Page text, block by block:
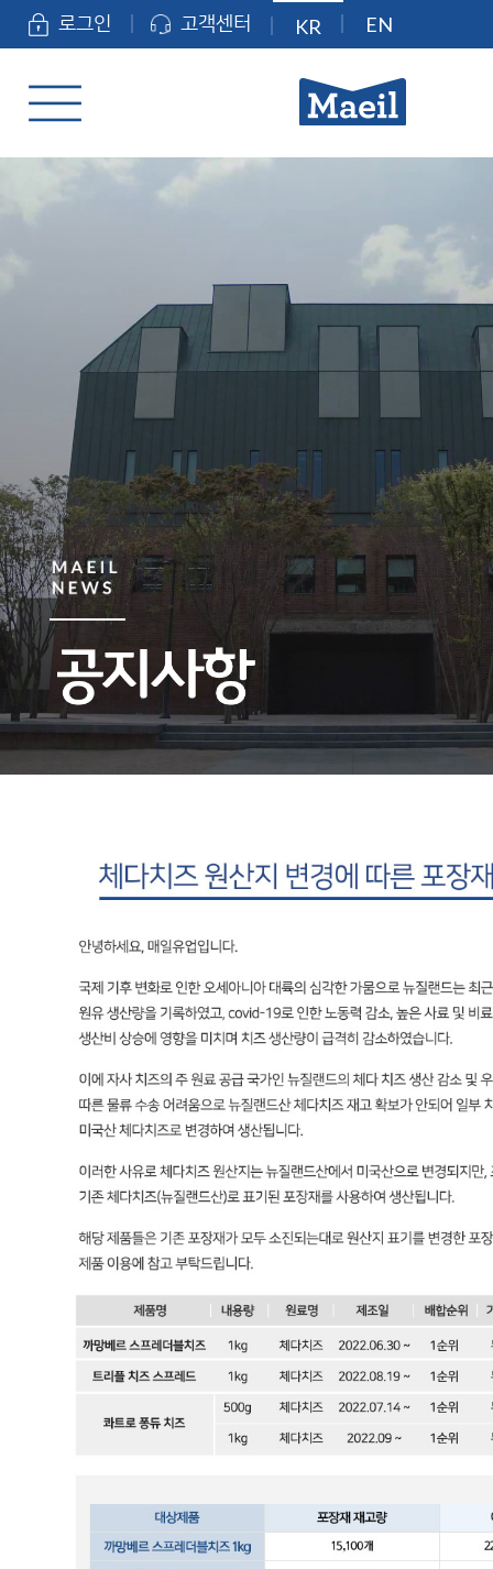
로그인 고객센터 KR EN